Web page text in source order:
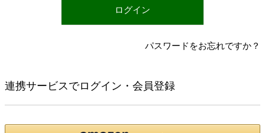
ログイン
パスワードをお忘れですか？
連携サービスでログイン・会員登録